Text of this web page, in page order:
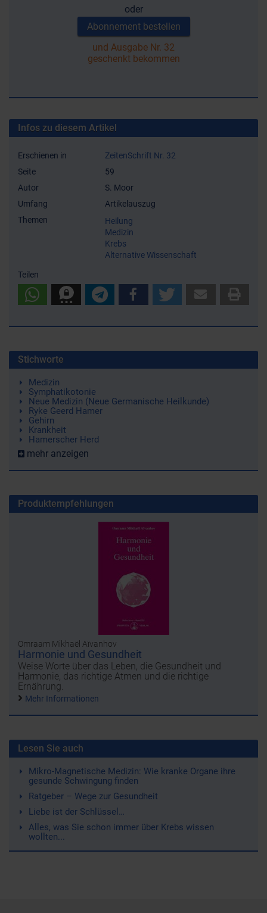
oder
Abonnement bestellen
und Ausgabe Nr. 32
geschenkt bekommen
Infos zu diesem Artikel
Erschienen in
ZeitenSchrift Nr. 32
Seite
59
Autor
S. Moor
Umfang
Artikelauszug
Themen
Heilung
Medizin
Krebs
Alternative Wissenschaft
Teilen
Stichworte
Medizin
Symphatikotonie
Neue Medizin (Neue Germanische Heilkunde)
Ryke Geerd Hamer
Gehirn
Krankheit
Hamerscher Herd
mehr anzeigen
Produktempfehlungen
Omraam Mikhaël Aïvanhov
Harmonie und Gesundheit
Weise Worte über das Leben, die Gesundheit und
Harmonie, das richtige Atmen und die richtige
Ernährung.
Mehr Informationen
Lesen Sie auch
Mikro-Magnetische Medizin: Wie kranke Organe ihre
gesunde Schwingung finden
Ratgeber – Wege zur Gesundheit
Liebe ist der Schlüssel…
Alles, was Sie schon immer über Krebs wissen
wollten...